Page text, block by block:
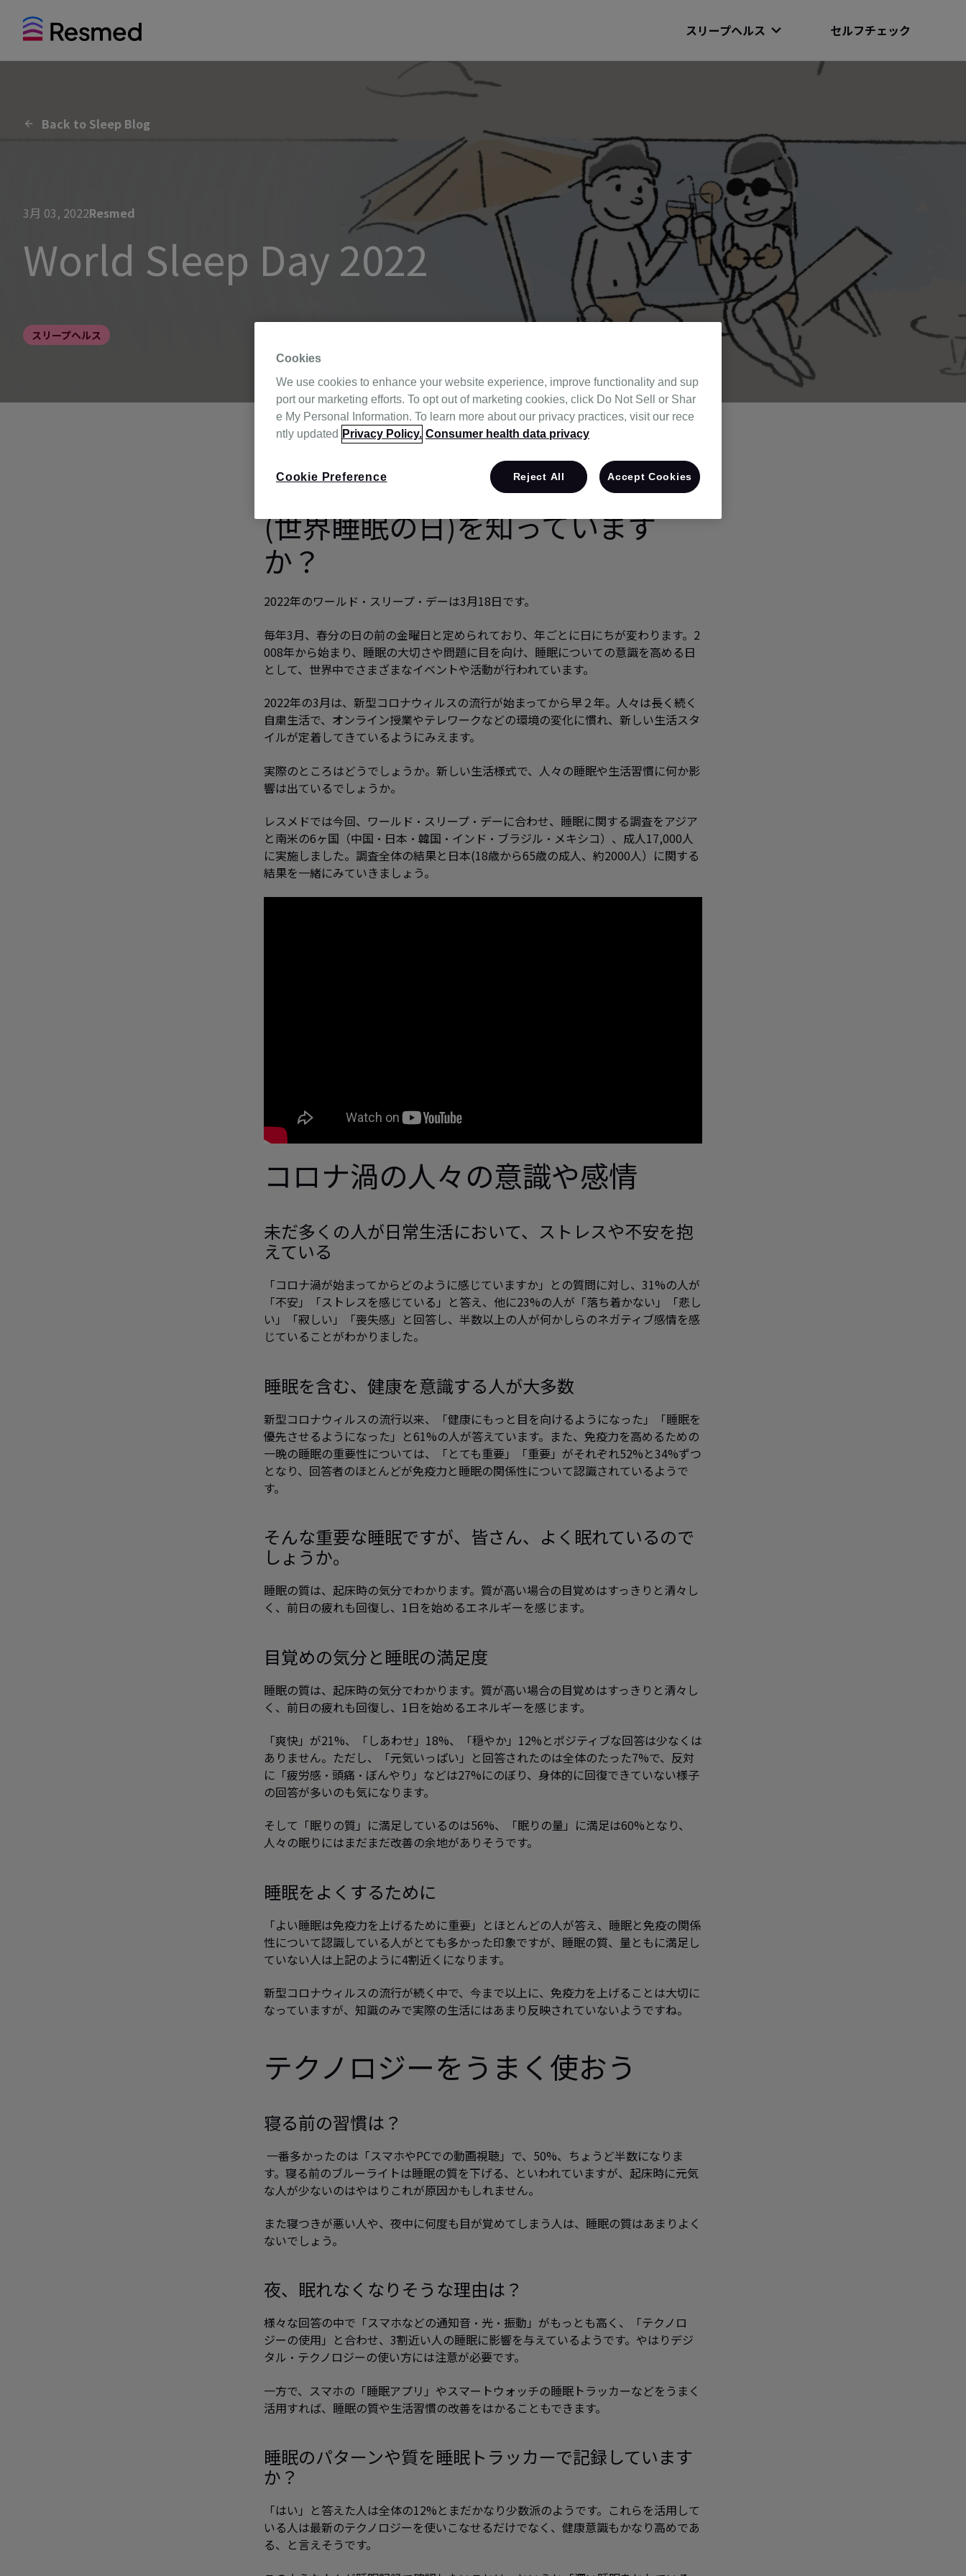
スリープヘルス セルフチェック
Back to Sleep Blog
3月 03, 2022Resmed
World Sleep Day 2022
スリープヘルス
ワールド・スリープ・デー
(世界睡眠の日)を知っています
か？
2022年のワールド・スリープ・デーは3月18日です。
毎年3月、春分の日の前の金曜日と定められており、年ごとに日にちが変わります。2
008年から始まり、睡眠の大切さや問題に目を向け、睡眠についての意識を高める日
として、世界中でさまざまなイベントや活動が行われています。
2022年の3月は、新型コロナウィルスの流行が始まってから早２年。人々は長く続く
自粛生活で、オンライン授業やテレワークなどの環境の変化に慣れ、新しい生活スタ
イルが定着してきているようにみえます。
実際のところはどうでしょうか。新しい生活様式で、人々の睡眠や生活習慣に何か影
響は出ているでしょうか。
レスメドでは今回、ワールド・スリープ・デーに合わせ、睡眠に関する調査をアジア
と南米の6ヶ国（中国・日本・韓国・インド・ブラジル・メキシコ）、成人17,000人
に実施しました。調査全体の結果と日本(18歳から65歳の成人、約2000人）に関する
結果を一緒にみていきましょう。
コロナ渦の人々の意識や感情
未だ多くの人が日常生活において、ストレスや不安を抱
えている
「コロナ渦が始まってからどのように感じていますか」との質問に対し、31%の人が
「不安」「ストレスを感じている」と答え、他に23%の人が「落ち着かない」「悲し
い」「寂しい」「喪失感」と回答し、半数以上の人が何かしらのネガティブ感情を感
じていることがわかりました。
睡眠を含む、健康を意識する人が大多数
新型コロナウィルスの流行以来、「健康にもっと目を向けるようになった」「睡眠を
優先させるようになった」と61%の人が答えています。また、免疫力を高めるための
一晩の睡眠の重要性については、「とても重要」「重要」がそれぞれ52%と34%ずつ
となり、回答者のほとんどが免疫力と睡眠の関係性について認識されているようで
す。
そんな重要な睡眠ですが、皆さん、よく眠れているので
しょうか。
睡眠の質は、起床時の気分でわかります。質が高い場合の目覚めはすっきりと清々し
く、前日の疲れも回復し、1日を始めるエネルギーを感じます。
目覚めの気分と睡眠の満足度
睡眠の質は、起床時の気分でわかります。質が高い場合の目覚めはすっきりと清々し
く、前日の疲れも回復し、1日を始めるエネルギーを感じます。
「爽快」が21%、「しあわせ」18%、「穏やか」12%とポジティブな回答は少なくは
ありません。ただし、「元気いっぱい」と回答されたのは全体のたった7%で、反対
に「疲労感・頭痛・ぼんやり」などは27%にのぼり、身体的に回復できていない様子
の回答が多いのも気になります。
そして「眠りの質」に満足しているのは56%、「眠りの量」に満足は60%となり、
人々の眠りにはまだまだ改善の余地がありそうです。
睡眠をよくするために
「よい睡眠は免疫力を上げるために重要」とほとんどの人が答え、睡眠と免疫の関係
性について認識している人がとても多かった印象ですが、睡眠の質、量ともに満足し
ていない人は上記のように4割近くになります。
新型コロナウィルスの流行が続く中で、今まで以上に、免疫力を上げることは大切に
なっていますが、知識のみで実際の生活にはあまり反映されていないようですね。
テクノロジーをうまく使おう
寝る前の習慣は？
一番多かったのは「スマホやPCでの動画視聴」で、50%、ちょうど半数になりま
す。寝る前のブルーライトは睡眠の質を下げる、といわれていますが、起床時に元気
な人が少ないのはやはりこれが原因かもしれません。
また寝つきが悪い人や、夜中に何度も目が覚めてしまう人は、睡眠の質はあまりよく
ないでしょう。
夜、眠れなくなりそうな理由は？
様々な回答の中で「スマホなどの通知音・光・振動」がもっとも高く、「テクノロ
ジーの使用」と合わせ、3割近い人の睡眠に影響を与えているようです。やはりデジ
タル・テクノロジーの使い方には注意が必要です。
一方で、スマホの「睡眠アプリ」やスマートウォッチの睡眠トラッカーなどをうまく
活用すれば、睡眠の質や生活習慣の改善をはかることもできます。
睡眠のパターンや質を睡眠トラッカーで記録しています
か？
「はい」と答えた人は全体の12%とまだかなり少数派のようです。これらを活用して
いる人は最新のテクノロジーを使いこなせるだけでなく、健康意識もかなり高めであ
る、と言えそうです。
Cookies
We use cookies to enhance your website experience, improve functionality and sup
port our marketing efforts. To opt out of marketing cookies, click Do Not Sell or Shar
e My Personal Information. To learn more about our privacy practices, visit our rece
ntly updated Privacy Policy. Consumer health data privacy
Cookie Preference Reject All Accept Cookies